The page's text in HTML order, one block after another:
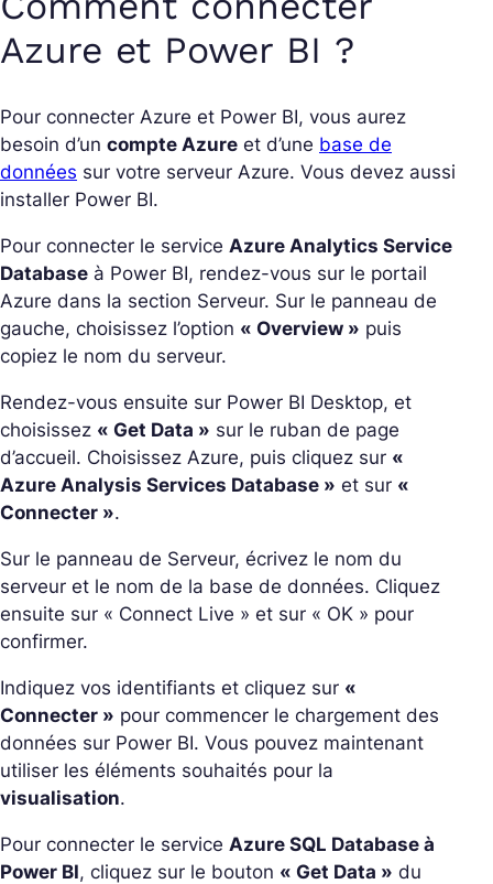
Azure et Power BI ?
Pour connecter Azure et Power BI, vous aurez
besoin d’un compte Azure et d’une base de
données sur votre serveur Azure. Vous devez aussi
installer Power BI.
Pour connecter le service Azure Analytics Service
Database à Power BI, rendez-vous sur le portail
Azure dans la section Serveur. Sur le panneau de
gauche, choisissez l’option « Overview » puis
copiez le nom du serveur.
Rendez-vous ensuite sur Power BI Desktop, et
choisissez « Get Data » sur le ruban de page
d’accueil. Choisissez Azure, puis cliquez sur «
Azure Analysis Services Database » et sur «
Connecter ».
Sur le panneau de Serveur, écrivez le nom du
serveur et le nom de la base de données. Cliquez
ensuite sur « Connect Live » et sur « OK » pour
confirmer.
Indiquez vos identifiants et cliquez sur «
Connecter » pour commencer le chargement des
données sur Power BI. Vous pouvez maintenant
utiliser les éléments souhaités pour la
visualisation.
Pour connecter le service Azure SQL Database à
Power BI, cliquez sur le bouton « Get Data » du